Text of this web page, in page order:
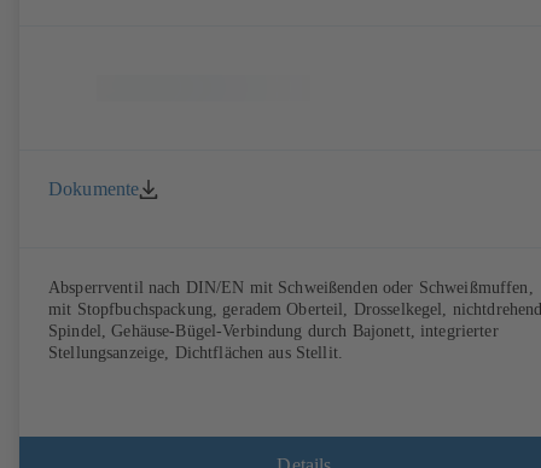
Dokumente
Absperrventil nach DIN/EN mit Schweißenden oder Schweißmuffen,
mit Stopfbuchspackung, geradem Oberteil, Drosselkegel,
Spindel, Gehäuse-Bügel-Verbindung durch Bajonett, integrierter
Stellungsanzeige, Dichtflächen aus Stellit.